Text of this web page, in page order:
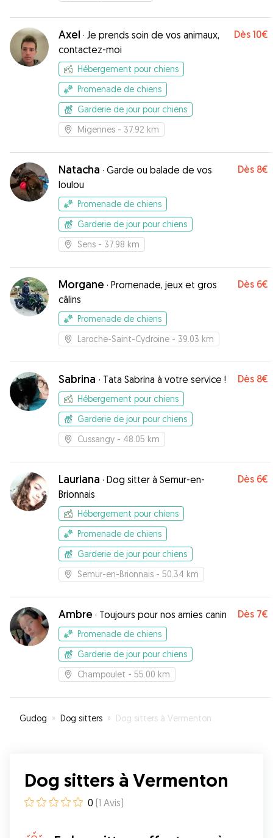
Axel · Je prends soin de vos animaux,
contactez-moi
Dès 10€
Hébergement pour chiens
Promenade de chiens
Garderie de jour pour chiens
Migennes - 37.92 km
Natacha · Garde ou balade de vos
loulou
Dès 8€
Promenade de chiens
Garderie de jour pour chiens
Sens - 37.98 km
Morgane · Promenade, jeux et gros
câlins
Dès 6€
Promenade de chiens
Laroche-Saint-Cydroine - 39.03 km
Sabrina · Tata Sabrina à votre service ! Dès 8€
Hébergement pour chiens
Garderie de jour pour chiens
Cussangy - 48.05 km
Lauriana · Dog sitter à Semur-en-
Brionnais
Dès 6€
Hébergement pour chiens
Promenade de chiens
Garderie de jour pour chiens
Semur-en-Brionnais - 50.34 km
Ambre · Toujours pour nos amies canin Dès 7€
Promenade de chiens
Garderie de jour pour chiens
Champoulet - 55.00 km
Gudog » Dog sitters » Dog sitters à Vermenton
Dog sitters à Vermenton
0 (1 Avis)